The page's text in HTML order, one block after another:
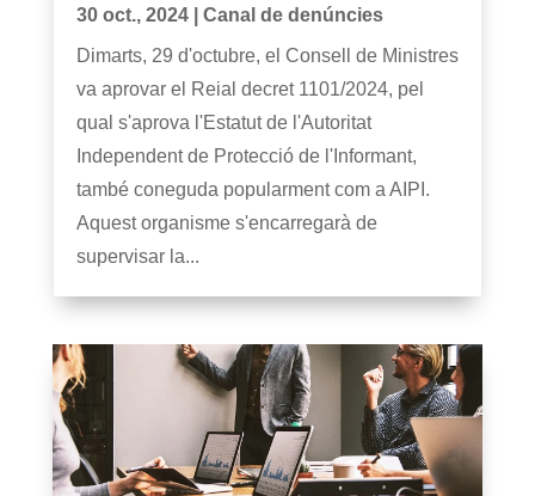
30 oct., 2024| Canal de denúncies
Dimarts, 29 d'octubre, el Consell de Ministres
va aprovar el Reial decret 1101/2024, pel
qual s'aprova l'Estatut de l'Autoritat
Independent de Protecció de l'Informant,
també coneguda popularment com a AIPI.
Aquest organisme s'encarregarà de
supervisar la...